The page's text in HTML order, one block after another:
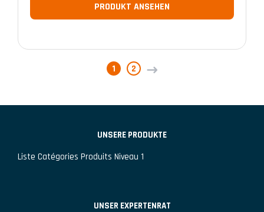
PRODUKT ANSEHEN
1 2 →
UNSERE PRODUKTE
Liste Catégories Produits Niveau 1
UNSER EXPERTENRAT